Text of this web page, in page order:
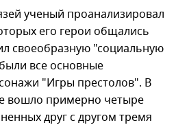
ученый проанализировал
его герои общались
своеобразную "социальную
все основные
"Игры престолов". В
вошло примерно четыре
друг с другом тремя